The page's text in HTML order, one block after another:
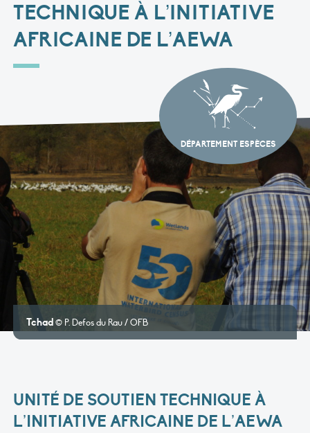
TECHNIQUE À L’INITIATIVE
AFRICAINE DE L’AEWA
DÉPARTEMENT ESPÈCES
Tchad© P. Defos du Rau / OFB
UNITÉ DE SOUTIEN TECHNIQUE À
L’INITIATIVE AFRICAINE DE L’AEWA